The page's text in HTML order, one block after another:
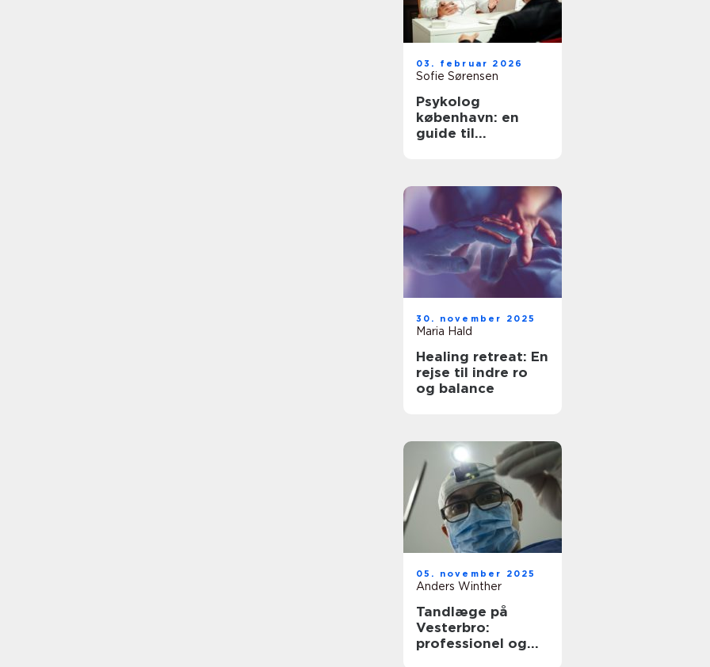
03. februar 2026
Sofie Sørensen
Psykolog
københavn: en
guide til
30. november 2025
Maria Hald
Healing retreat: En
rejse til indre ro
og balance
05. november 2025
Anders Winther
Tandlæge på
Vesterbro:
professionel og